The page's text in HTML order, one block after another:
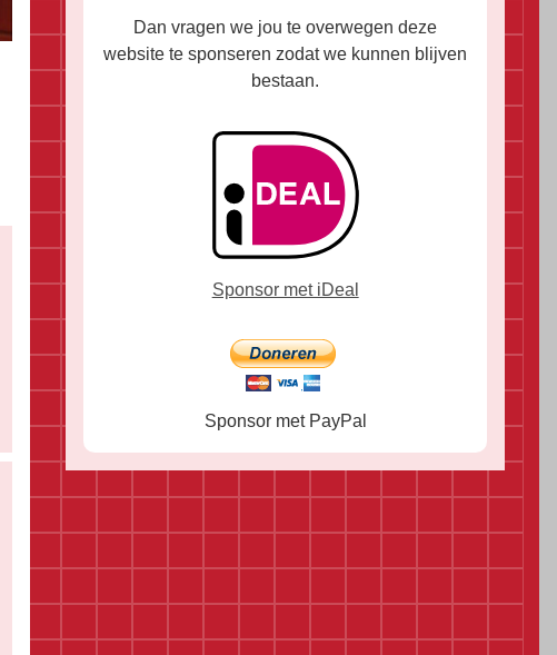
Dan vragen we jou te overwegen deze
website te sponseren zodat we kunnen blijven
bestaan.
Sponsor met iDeal
Sponsor met PayPal